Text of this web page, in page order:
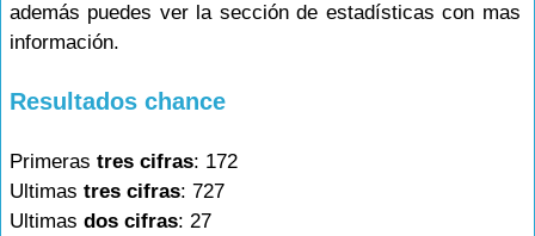
además puedes ver la sección de estadísticas con mas
información.
Resultados chance
Primeras tres cifras: 172
Ultimas tres cifras: 727
Ultimas dos cifras: 27